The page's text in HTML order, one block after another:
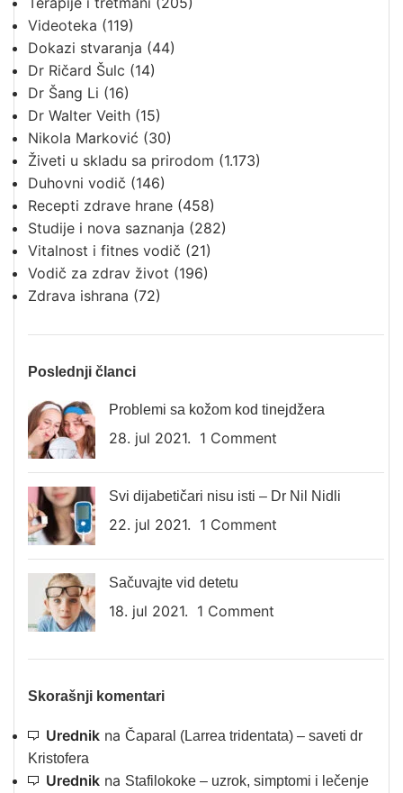
Videoteka (119)
Dokazi stvaranja (44)
Dr Ričard Šulc (14)
Dr Šang Li (16)
Dr Walter Veith (15)
Nikola Marković (30)
Živeti u skladu sa prirodom (1.173)
Duhovni vodič (146)
Recepti zdrave hrane (458)
Studije i nova saznanja (282)
Vitalnost i fitnes vodič (21)
Vodič za zdrav život (196)
Zdrava ishrana (72)
Poslednji članci
Problemi sa kožom kod tinejdžera
28. jul 2021. 1 Comment
Svi dijabetičari nisu isti – Dr Nil Nidli
22. jul 2021. 1 Comment
Sačuvajte vid detetu
18. jul 2021. 1 Comment
Skorašnji komentari
Urednik na Čaparal (Larrea tridentata) – saveti dr
Kristofera
Urednik na Stafilokoke – uzrok, simptomi i lečenje